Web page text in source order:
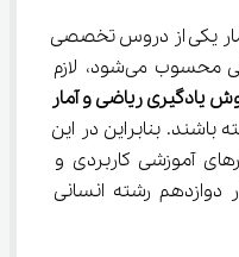
یکی از دروس تخصصی
و مهم پایه دوازدهم رشته انسانی محسوب می‌شود، لازم
یادگیری ریاضی و آمار
باشند. بنابراین در این
آموزشی کاربردی و
دوازدهم رشته انسانی